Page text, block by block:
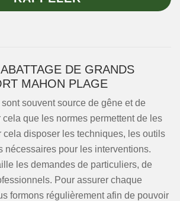
DE GRANDS
MAHON PLAGE
souvent source de gêne et de
cela que les normes permettent de les
cela disposer les techniques, les outils
nécessaires pour les interventions.
les demandes de particuliers, de
Pour assurer chaque
formons régulièrement afin de pouvoir